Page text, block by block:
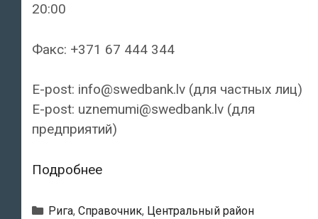
20:00
Факс: +371 67 444 344
E-post: info@swedbank.lv (для частных лиц)
E-post: uznemumi@swedbank.lv (для
предприятий)
ПодробнееSwedbank
Филиал
Рубрики
Рига, Справочник, Центральный район